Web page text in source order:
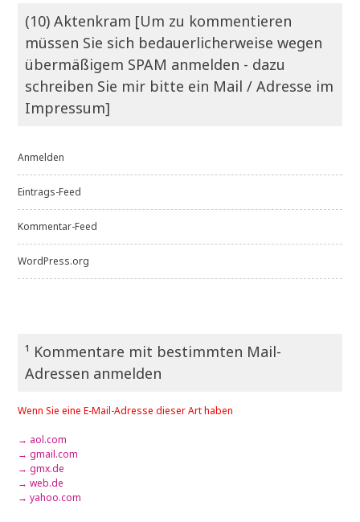
(10) Aktenkram [Um zu kommentieren
müssen Sie sich bedauerlicherweise wegen
übermäßigem SPAM anmelden - dazu
schreiben Sie mir bitte ein Mail / Adresse im
Impressum]
Anmelden
Eintrags-Feed
Kommentar-Feed
WordPress.org
¹ Kommentare mit bestimmten Mail-
Adressen anmelden
Wenn Sie eine E-Mail-Adresse dieser Art haben
→ aol.com
→ gmail.com
→ gmx.de
→ web.de
→ yahoo.com